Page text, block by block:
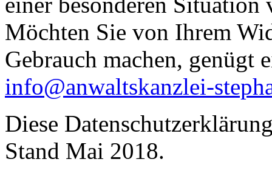
Möchten Sie von Ihrem
Gebrauch machen, genügt
info@anwaltskanzlei-
Diese
Stand Mai 2018.